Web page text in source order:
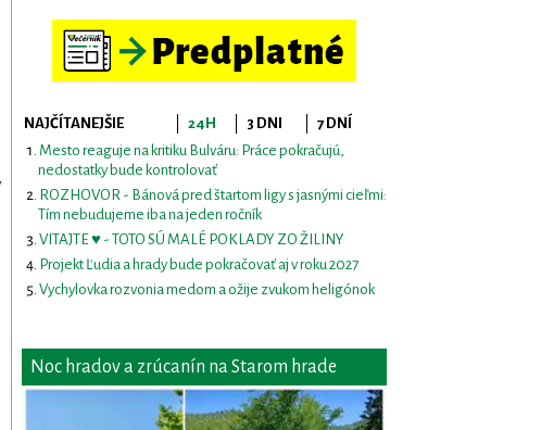
NAJČÍTANEJŠIE 24H 3 DNI
7 DNÍ
Mesto reaguje na kritiku Bulváru: Práce pokračujú,
nedostatky bude kontrolovať
ROZHOVOR - Bánová pred štartom ligy s jasnými cieľmi:
Tím nebudujeme iba na jeden ročník
VITAJTE ♥ - TOTO SÚ MALÉ POKLADY ZO ŽILINY
Projekt Ľudia a hrady bude pokračovať aj v roku 2027
Vychylovka rozvonia medom a ožije zvukom heligónok
Noc hradov a zrúcanín na Starom hrade